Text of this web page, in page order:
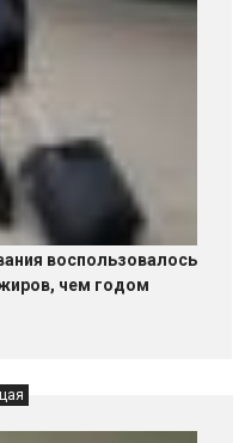
воспользовалось
чем годом